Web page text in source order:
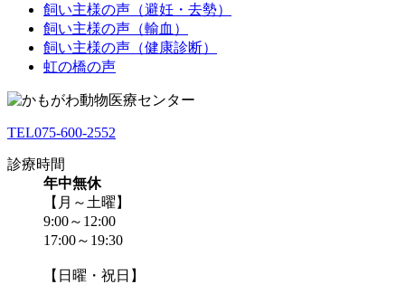
飼い主様の声（避妊・去勢）
飼い主様の声（輸血）
飼い主様の声（健康診断）
虹の橋の声
TEL075-600-2552
診療時間
年中無休
【月～土曜】
9:00～12:00
17:00～19:30
【日曜・祝日】